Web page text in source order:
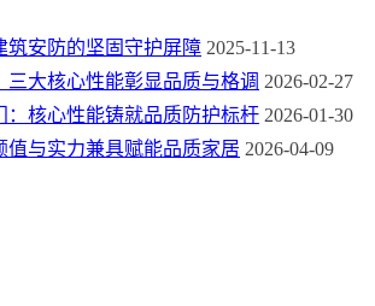
筑安防的坚固守护屏障 2025-11-13
三大核心性能彰显品质与格调 2026-02-27
：核心性能铸就品质防护标杆 2026-01-30
值与实力兼具赋能品质家居 2026-04-09